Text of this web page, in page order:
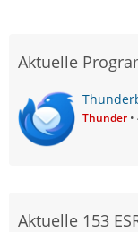
Aktuelle
Thunder
Aktuelle 153